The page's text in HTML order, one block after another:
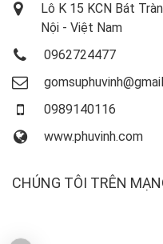
Lô K 15 KCN Bát
Nội - Việt Nam
0962724477
0989140116
www.phuvinh.com
CHÚNG TÔI TRÊN